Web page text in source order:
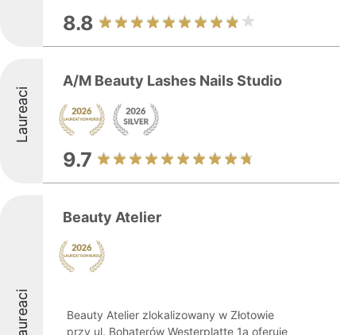
8.8
Laureaci
A/M Beauty Lashes Nails Studio
9.7
Laureaci
Beauty Atelier
Beauty Atelier zlokalizowany w Złotowie
przy ul. Bohaterów Westerplatte 1a oferuje